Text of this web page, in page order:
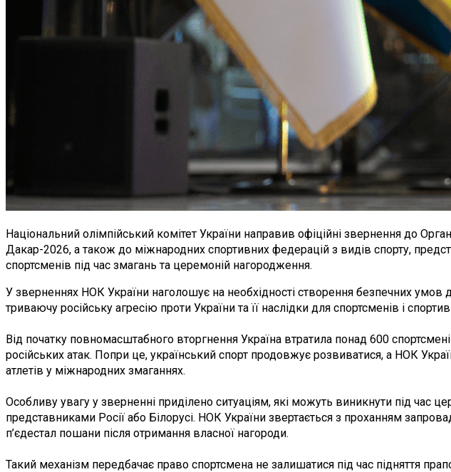
Національний олімпійський комітет України направив офіційні звернення до
Дакар-2026, а також до міжнародних спортивних федерацій з видів спорту,
спортсменів під час змагань та церемоній нагородження.
У зверненнях НОК України наголошує на необхідності створення безпечних умов
триваючу російську агресію проти України та її наслідки для спортсменів і
Від початку повномасштабного вторгнення Україна втратила понад 600
російських атак. Попри це, український спорт продовжує розвиватися, а НОК
атлетів у міжнародних змаганнях.
Особливу увагу у зверненні приділено ситуаціям, які можуть виникнути під час
представниками Росії або Білорусі. НОК України звертається з проханням
п’єдестал пошани після отримання власної нагороди.
Такий механізм передбачає право спортсмена не залишатися під час підняття